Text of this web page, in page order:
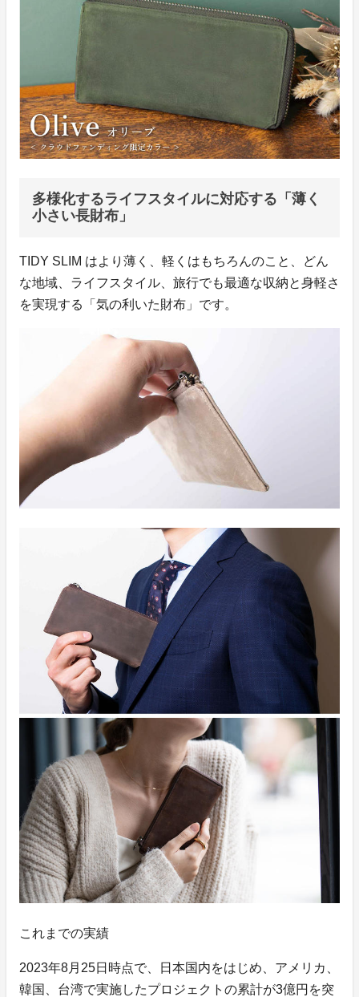
多様化するライフスタイルに対応する「薄く
小さい長財布」
TIDY SLIM はより薄く、軽くはもちろんのこと、どん
な地域、ライフスタイル、旅行でも最適な収納と身軽さ
を実現する「気の利いた財布」です。
これまでの実績
2023年8月25日時点で、日本国内をはじめ、アメリカ、
韓国、台湾で実施したプロジェクトの累計が3億円を突